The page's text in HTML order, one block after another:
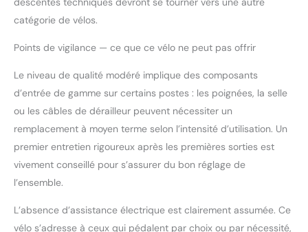
catégorie de vélos.
Points de vigilance — ce que ce vélo ne peut pas offrir
Le niveau de qualité modéré implique des composants
d’entrée de gamme sur certains postes : les poignées, la selle
ou les câbles de dérailleur peuvent nécessiter un
remplacement à moyen terme selon l’intensité d’utilisation. Un
premier entretien rigoureux après les premières sorties est
vivement conseillé pour s’assurer du bon réglage de
l’ensemble.
L’absence d’assistance électrique est clairement assumée. Ce
vélo s’adresse à ceux qui pédalent par choix ou par nécessité,